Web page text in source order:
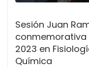
Sesión Juan
conmemorativa
2023 en
Química